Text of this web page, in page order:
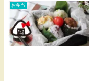
お弁当